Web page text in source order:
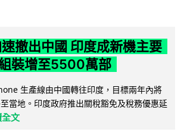
撤出中國 印度成新機主要
裝增至5500萬部
生產線由中國轉往印度，目標兩年內將
當地。印度政府推出關稅豁免及稅務優惠延
全文